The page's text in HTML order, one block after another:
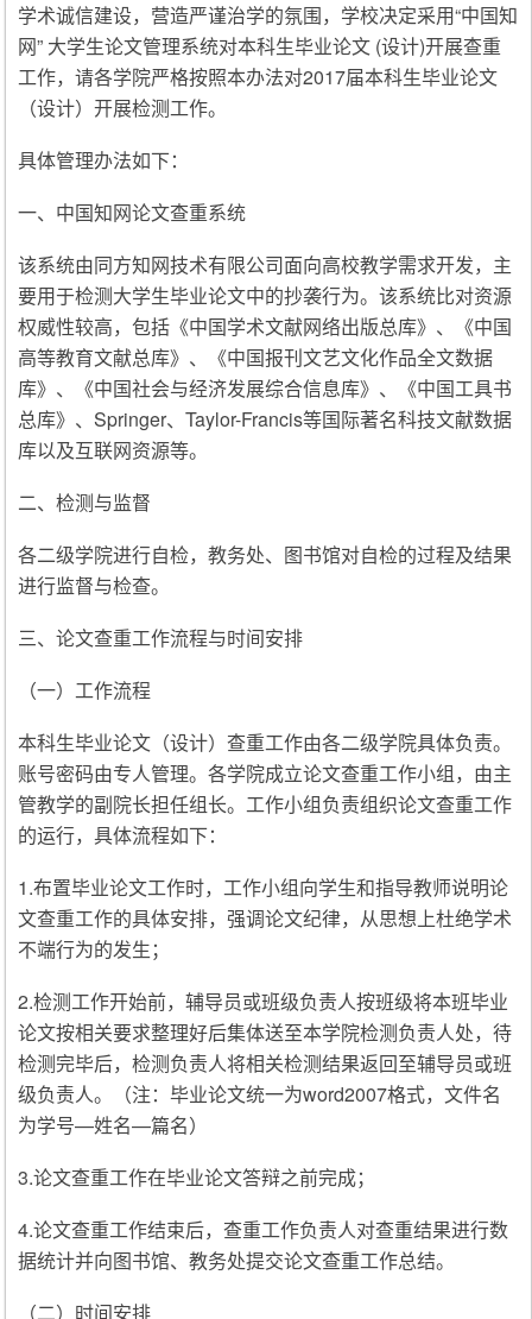
学术诚信建设，营造严谨治学的氛围，学校决定采用“中国知
网” 大学生论文管理系统对本科生毕业论文 (设计)开展查重
工作，请各学院严格按照本办法对2017届本科生毕业论文
（设计）开展检测工作。
具体管理办法如下：
一、中国知网论文查重系统
该系统由同方知网技术有限公司面向高校教学需求开发，主
要用于检测大学生毕业论文中的抄袭行为。该系统比对资源
权威性较高，包括《中国学术文献网络出版总库》、《中国
高等教育文献总库》、《中国报刊文艺文化作品全文数据
库》、《中国社会与经济发展综合信息库》、《中国工具书
总库》、Springer、Taylor-Francis等国际著名科技文献数据
库以及互联网资源等。
二、检测与监督
各二级学院进行自检，教务处、图书馆对自检的过程及结果
进行监督与检查。
三、论文查重工作流程与时间安排
（一）工作流程
本科生毕业论文（设计）查重工作由各二级学院具体负责。
账号密码由专人管理。各学院成立论文查重工作小组，由主
管教学的副院长担任组长。工作小组负责组织论文查重工作
的运行，具体流程如下：
1.布置毕业论文工作时，工作小组向学生和指导教师说明论
文查重工作的具体安排，强调论文纪律，从思想上杜绝学术
不端行为的发生；
2.检测工作开始前，辅导员或班级负责人按班级将本班毕业
论文按相关要求整理好后集体送至本学院检测负责人处，待
检测完毕后，检测负责人将相关检测结果返回至辅导员或班
级负责人。（注：毕业论文统一为word2007格式，文件名
为学号—姓名—篇名）
3.论文查重工作在毕业论文答辩之前完成；
4.论文查重工作结束后，查重工作负责人对查重结果进行数
据统计并向图书馆、教务处提交论文查重工作总结。
（二）时间安排